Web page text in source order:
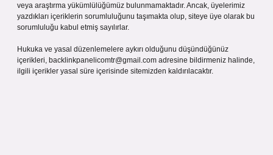
veya araştırma yükümlülüğümüz bulunmamaktadır. Ancak, üyelerimiz
yazdıkları içeriklerin sorumluluğunu taşımakta olup, siteye üye olarak bu
sorumluluğu kabul etmiş sayılırlar.
Hukuka ve yasal düzenlemelere aykırı olduğunu düşündüğünüz
içerikleri, backlinkpanelicomtr@gmail.com adresine bildirmeniz halinde,
ilgili içerikler yasal süre içerisinde sitemizden kaldırılacaktır.